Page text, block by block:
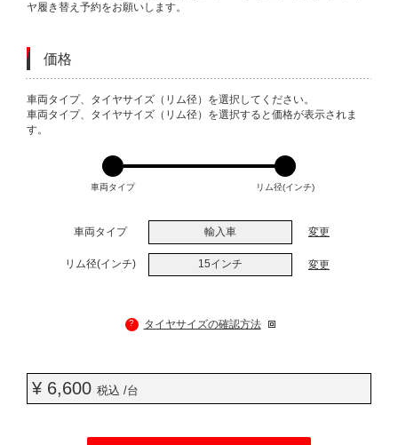
ヤ履き替え予約をお願いします。
価格
VARIATIONS
車両タイプ、タイヤサイズ（リム径）を選択してください。
車両タイプ、タイヤサイズ（リム径）を選択すると価格が表示されま
す。
車両タイプ リム径(インチ)
車両タイプ 輸入車 変更
リム径(インチ) 15インチ 変更
? タイヤサイズの確認方法
¥ 6,600 税込 /台